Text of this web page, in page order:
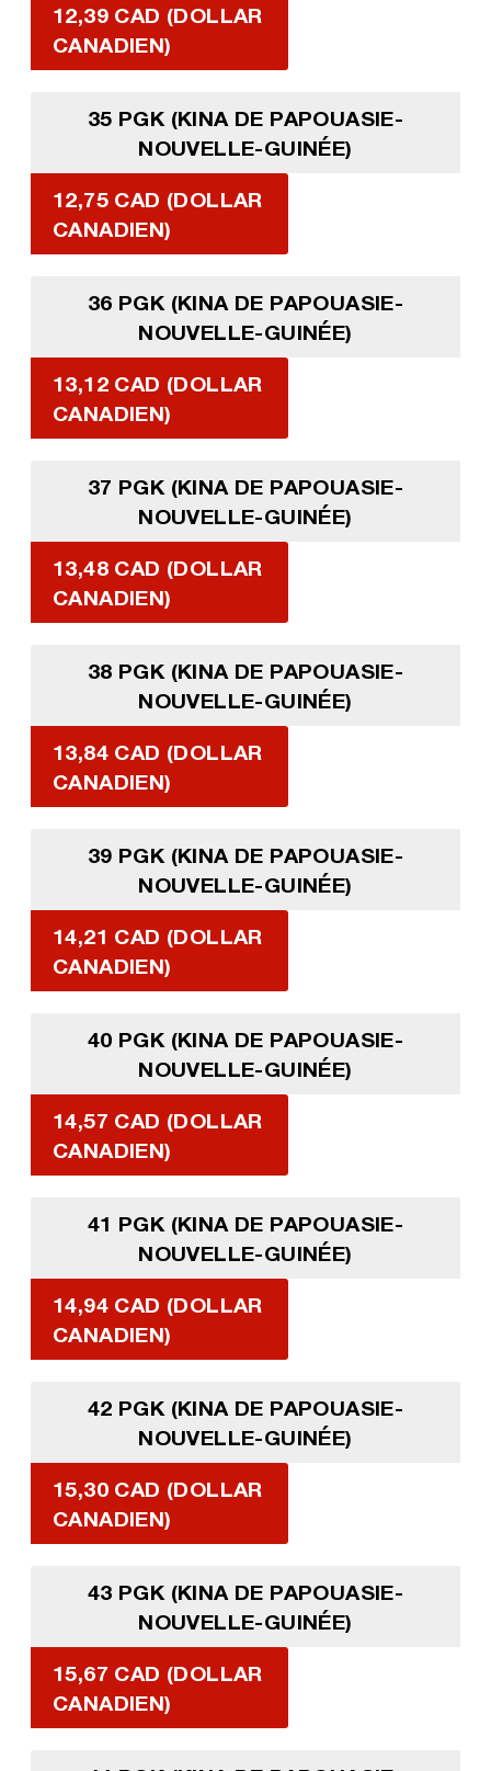
12,39 CAD (DOLLAR
CANADIEN)
35 PGK (KINA DE PAPOUASIE-
NOUVELLE-GUINÉE)
12,75 CAD (DOLLAR
CANADIEN)
36 PGK (KINA DE PAPOUASIE-
NOUVELLE-GUINÉE)
13,12 CAD (DOLLAR
CANADIEN)
37 PGK (KINA DE PAPOUASIE-
NOUVELLE-GUINÉE)
13,48 CAD (DOLLAR
CANADIEN)
38 PGK (KINA DE PAPOUASIE-
NOUVELLE-GUINÉE)
13,84 CAD (DOLLAR
CANADIEN)
39 PGK (KINA DE PAPOUASIE-
NOUVELLE-GUINÉE)
14,21 CAD (DOLLAR
CANADIEN)
40 PGK (KINA DE PAPOUASIE-
NOUVELLE-GUINÉE)
14,57 CAD (DOLLAR
CANADIEN)
41 PGK (KINA DE PAPOUASIE-
NOUVELLE-GUINÉE)
14,94 CAD (DOLLAR
CANADIEN)
42 PGK (KINA DE PAPOUASIE-
NOUVELLE-GUINÉE)
15,30 CAD (DOLLAR
CANADIEN)
43 PGK (KINA DE PAPOUASIE-
NOUVELLE-GUINÉE)
15,67 CAD (DOLLAR
CANADIEN)